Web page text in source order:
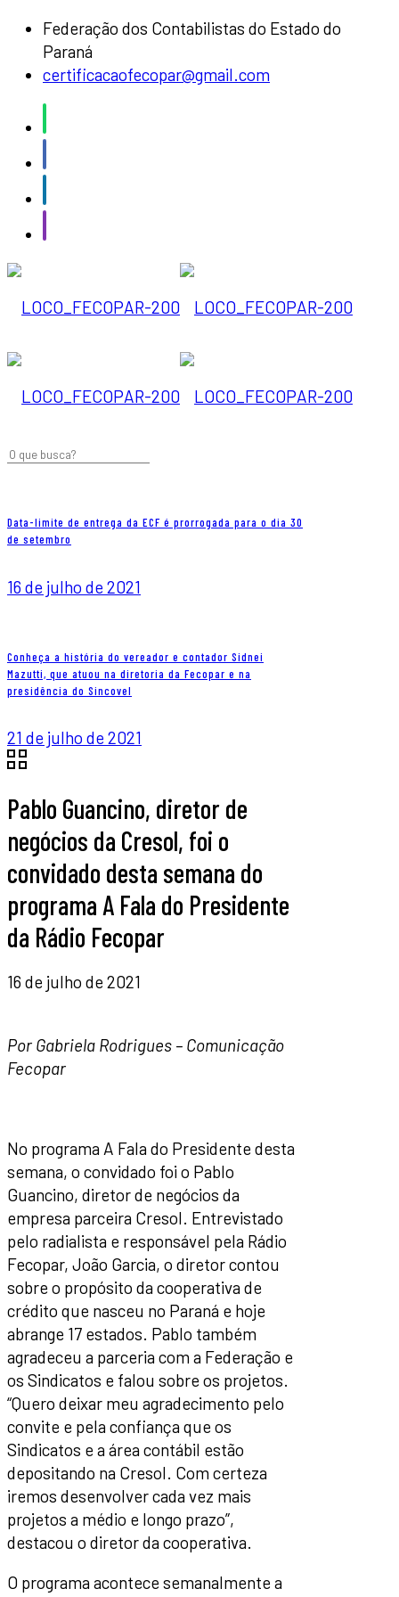
Federação dos Contabilistas do Estado do
Paraná
certificacaofecopar@gmail.com
Data-limite de entrega da ECF é prorrogada para o dia 30
de setembro
16 de julho de 2021
Conheça a história do vereador e contador Sidnei
Mazutti, que atuou na diretoria da Fecopar e na
presidência do Sincovel
21 de julho de 2021
Pablo Guancino, diretor de
negócios da Cresol, foi o
convidado desta semana do
programa A Fala do Presidente
da Rádio Fecopar
16 de julho de 2021
Por Gabriela Rodrigues – Comunicação
Fecopar
No programa A Fala do Presidente desta
semana, o convidado foi o Pablo
Guancino, diretor de negócios da
empresa parceira Cresol. Entrevistado
pelo radialista e responsável pela Rádio
Fecopar, João Garcia, o diretor contou
sobre o propósito da cooperativa de
crédito que nasceu no Paraná e hoje
abrange 17 estados. Pablo também
agradeceu a parceria com a Federação e
os Sindicatos e falou sobre os projetos.
“Quero deixar meu agradecimento pelo
convite e pela confiança que os
Sindicatos e a área contábil estão
depositando na Cresol. Com certeza
iremos desenvolver cada vez mais
projetos a médio e longo prazo”,
destacou o diretor da cooperativa.
O programa acontece semanalmente a